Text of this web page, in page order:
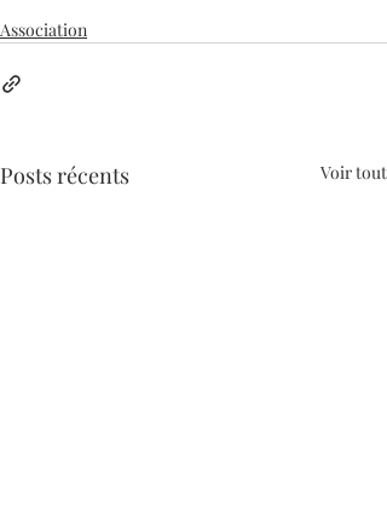
Association
Posts récents Voir tout